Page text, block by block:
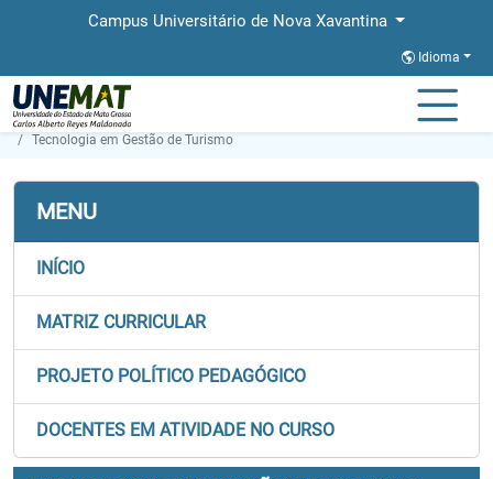
Campus Universitário de Nova Xavantina
Idioma
Página Inicial
Tecnologia em Gestão de Turismo
MENU
INÍCIO
MATRIZ CURRICULAR
PROJETO POLÍTICO PEDAGÓGICO
DOCENTES EM ATIVIDADE NO CURSO